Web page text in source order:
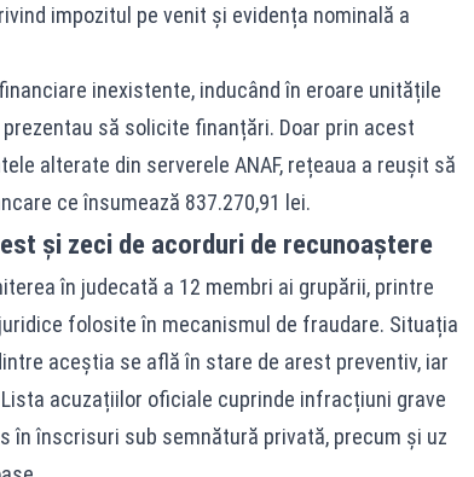
impozitul pe venit și evidența nominală a
inexistente, inducând în eroare unitățile
să solicite finanțări. Doar prin acest
alterate din serverele ANAF, rețeaua a reușit să
ce însumează 837.270,91 lei.
și zeci de acorduri de recunoaștere
în judecată a 12 membri ai grupării, printre
folosite în mecanismul de fraudare. Situația
aceștia se află în stare de arest preventiv, iar
acuzațiilor oficiale cuprinde infracțiuni grave
în înscrisuri sub semnătură privată, precum și uz